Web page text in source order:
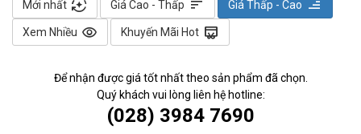
Mới nhất auto_mode Giá Cao - Thấp sort Giá Thấp - Cao sort
Xem Nhiều visibility Khuyến Mãi Hot redeem
Để nhận được giá tốt nhất theo sản phẩm đã chọn.
Quý khách vui lòng liên hệ hotline:
(028) 3984 7690